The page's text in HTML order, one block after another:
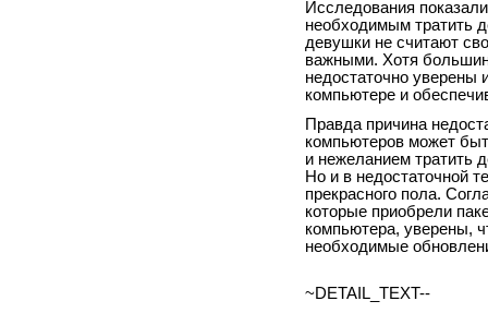
Исследования
необходимым тратить
девушки не считают
важными. Хотя
недостаточно уверены
компьютере и
Правда причина
компьютеров может
и нежеланием тратить
Но и в недостаточной
прекрасного пола.
которые приобрели
компьютера, уверены,
необходимые
~DETAIL_TEXT--